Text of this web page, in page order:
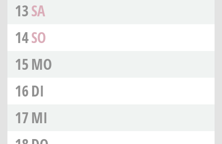
13SA
14SO
15MO
16DI
17MI